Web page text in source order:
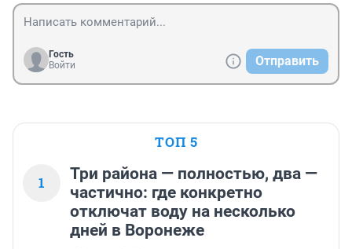
Гость
Войти
Отправить
ТОП 5
1
Три района — полностью, два —
частично: где конкретно
отключат воду на несколько
дней в Воронеже